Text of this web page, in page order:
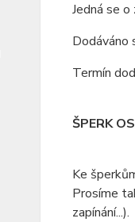
Jedná se
Dodáváno
Termín
ŠPERK
Ke
Prosíme
zapínání...).